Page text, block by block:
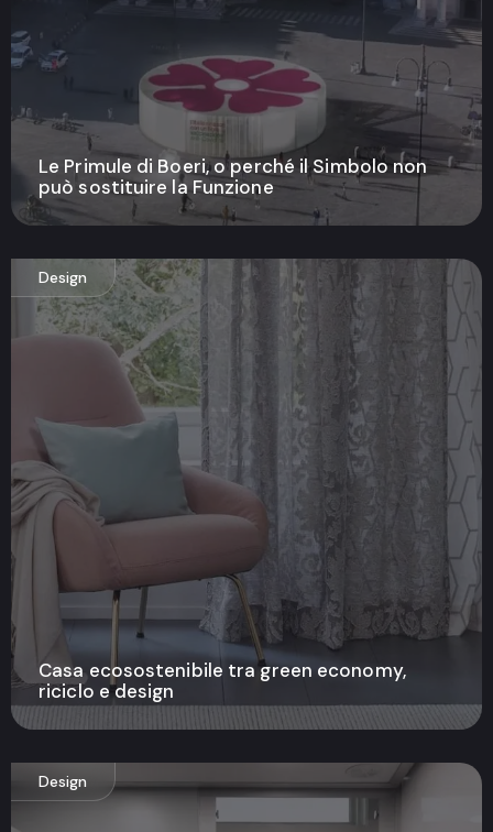
Le Primule di Boeri, o perché il Simbolo non
può sostituire la Funzione
Design
Casa ecosostenibile tra green economy,
riciclo e design
Design